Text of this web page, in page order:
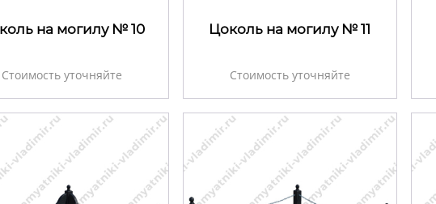
на могилу № 10
Стоимость уточняйте
Цоколь на могилу № 11
Стоимость уточняйте